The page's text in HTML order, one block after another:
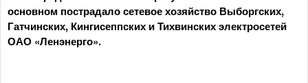
основном пострадало сетевое хозяйство Выборгских,
Гатчинских, Кингисеппских и Тихвинских электросетей
ОАО «Ленэнерго».